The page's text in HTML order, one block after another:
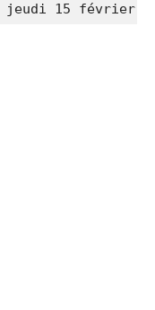
jeudi 15 février